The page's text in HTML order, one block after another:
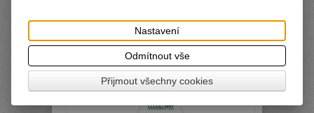
ks
Nastavení
Odmítnout vše
Přijmout všechny cookies